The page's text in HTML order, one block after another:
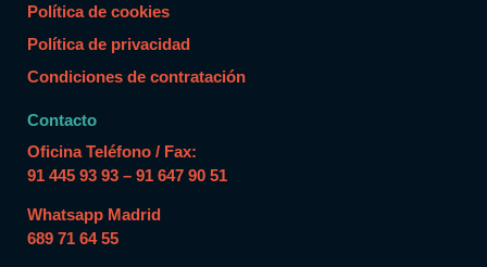
Política de cookies
Política de privacidad
Condiciones de contratación
Contacto
Oficina Teléfono / Fax:
91 445 93 93 – 91 647 90 51
Whatsapp Madrid
689 71 64 55